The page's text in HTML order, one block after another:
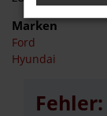
Marken
Ford
Hyundai